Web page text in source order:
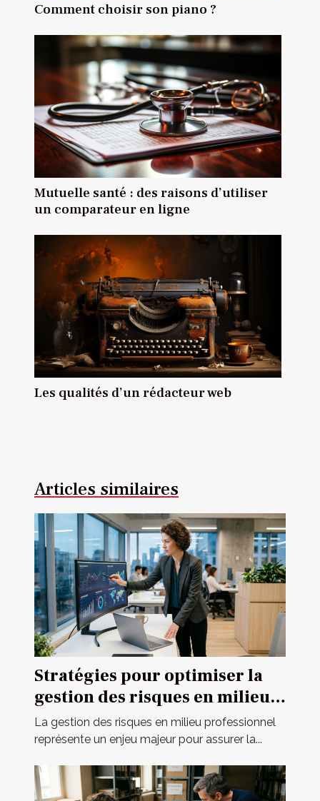
Comment choisir son piano ?
Mutuelle santé : des raisons d’utiliser
un comparateur en ligne
Les qualités d’un rédacteur web
Articles similaires
Stratégies pour optimiser la
gestion des risques en milieu
professionnel
La gestion des risques en milieu professionnel
représente un enjeu majeur pour assurer la...